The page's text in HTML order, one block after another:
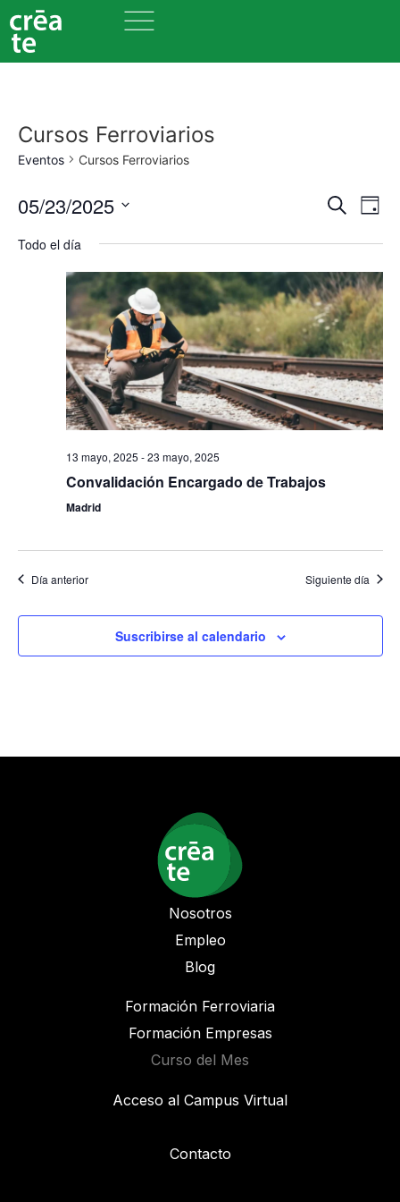
Cursos Ferroviarios
Eventos Cursos Ferroviarios
de
y
de
Buscar
de
Día
05/23/2025
fecha.
Todo el día
13 mayo, 2025 -23 mayo, 2025
Convalidación Encargado de Trabajos
Madrid
Día anterior Siguiente día
Suscribirse al calendario
Nosotros
Empleo
Blog
Formación Ferroviaria
Formación Empresas
Curso del Mes
Acceso al Campus Virtual
Contacto